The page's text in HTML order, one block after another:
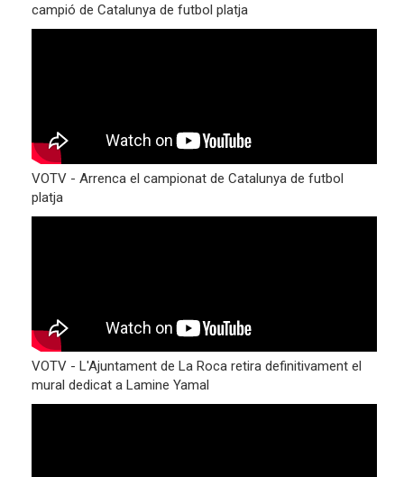
campió de Catalunya de futbol platja
VOTV - Arrenca el campionat de Catalunya de futbol
platja
VOTV - L'Ajuntament de La Roca retira definitivament el
mural dedicat a Lamine Yamal